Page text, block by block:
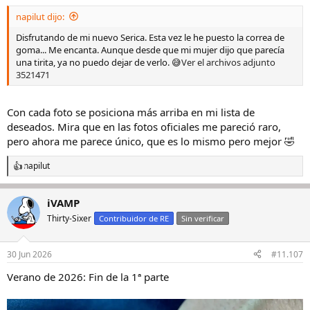
napilut dijo:
Disfrutando de mi nuevo Serica. Esta vez le he puesto la correa de
goma... Me encanta. Aunque desde que mi mujer dijo que parecía
una tirita, ya no puedo dejar de verlo. 😅Ver el archivos adjunto
3521471
Con cada foto se posiciona más arriba en mi lista de
deseados. Mira que en las fotos oficiales me pareció raro,
pero ahora me parece único, que es lo mismo pero mejor 🤣
R
e
c
c
i
e
:
napilut
iVAMP
Thirty-Sixer Contribuidor de RE Sin verificar
30 Jun 2026 #11.107
Verano de 2026: Fin de la 1ª parte